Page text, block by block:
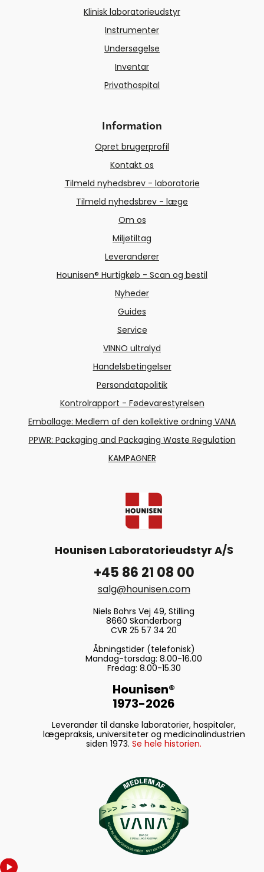
Klinisk laboratorieudstyr
Instrumenter
Undersøgelse
Inventar
Privathospital
Information
Opret brugerprofil
Kontakt os
Tilmeld nyhedsbrev - laboratorie
Tilmeld nyhedsbrev - læge
Om os
Miljøtiltag
Leverandører
Hounisen® Hurtigkøb - Scan og bestil
Nyheder
Guides
Service
VINNO ultralyd
Handelsbetingelser
Persondatapolitik
Kontrolrapport - Fødevarestyrelsen
Emballage: Medlem af den kollektive ordning VANA
PPWR: Packaging and Packaging Waste Regulation
KAMPAGNER
Hounisen Laboratorieudstyr A/S
+45 86 21 08 00
salg@hounisen.com
Niels Bohrs Vej 49, Stilling
8660 Skanderborg
CVR 25 57 34 20
Åbningstider (telefonisk)
Mandag-torsdag: 8.00-16.00
Fredag: 8.00-15.30
Hounisen®
1973-2026
Leverandør til danske laboratorier, hospitaler,
lægepraksis, universiteter og medicinalindustrien
siden 1973. Se hele historien.